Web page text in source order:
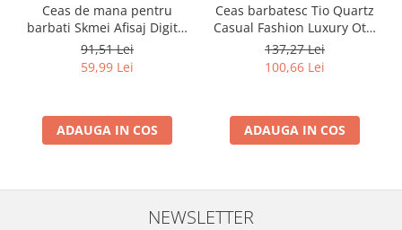
Ceas de mana pentru
barbati Skmei Afisaj Digital
Sport Rezistent la socuri si
apa
91,51 Lei
59,99 Lei
ADAUGA IN COS
Ceas barbatesc Tio Quartz
Casual Fashion Luxury Otel
inoxidabil
137,27 Lei
100,66 Lei
ADAUGA IN COS
NEWSLETTER